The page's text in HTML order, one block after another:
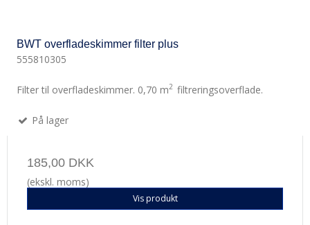
BWT overfladeskimmer filter plus
555810305
Filter til overfladeskimmer. 0,70 m2 filtreringsoverflade.
På lager
185,00 DKK
(ekskl. moms)
Vis produkt